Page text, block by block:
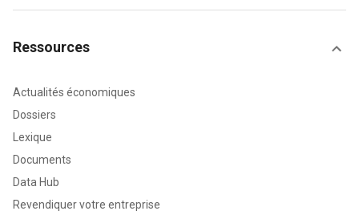
Ressources
Actualités économiques
Dossiers
Lexique
Documents
Data Hub
Revendiquer votre entreprise